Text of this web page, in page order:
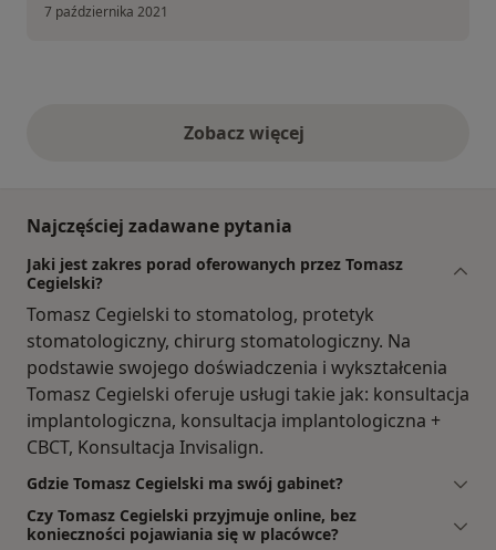
7 października 2021
Zobacz więcejopinie powyżej
Najczęściej zadawane pytania
Jaki jest zakres porad oferowanych przez Tomasz
Cegielski?
Tomasz Cegielski to stomatolog, protetyk
stomatologiczny, chirurg stomatologiczny. Na
podstawie swojego doświadczenia i wykształcenia
Tomasz Cegielski oferuje usługi takie jak: konsultacja
implantologiczna, konsultacja implantologiczna +
CBCT, Konsultacja Invisalign.
Gdzie Tomasz Cegielski ma swój gabinet?
Czy Tomasz Cegielski przyjmuje online, bez
konieczności pojawiania się w placówce?